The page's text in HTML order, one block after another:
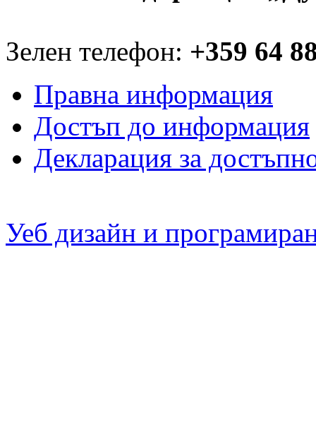
Зелен телефон: +359 64
Правна информация
Достъп до информация
Декларация за
Уеб дизайн и